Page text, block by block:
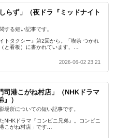
らず」（夜ドラ『ミッドナイト
する短い記事です。
トタクシー』第2回から。「喫茶 つかれ
と看板）に書かれています。…
2026-06-02 23:21
司港こがね村店」（NHKドラマ
』）
場所についての短い記事です。
NHKドラマ『コンビニ兄弟』。コンビニ
こがね村店」です…